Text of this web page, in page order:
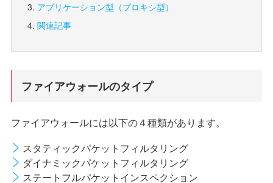
アプリケーション型（プロキシ型）
関連記事
ファイアウォールのタイプ
ファイアウォールには以下の４種類があります。
スタティックパケットフィルタリング
ダイナミックパケットフィルタリング
ステートフルパケットインスペクション